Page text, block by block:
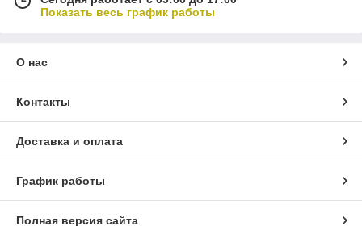
Показать весь график работы
О нас
Контакты
Доставка и оплата
График работы
Полная версия сайта